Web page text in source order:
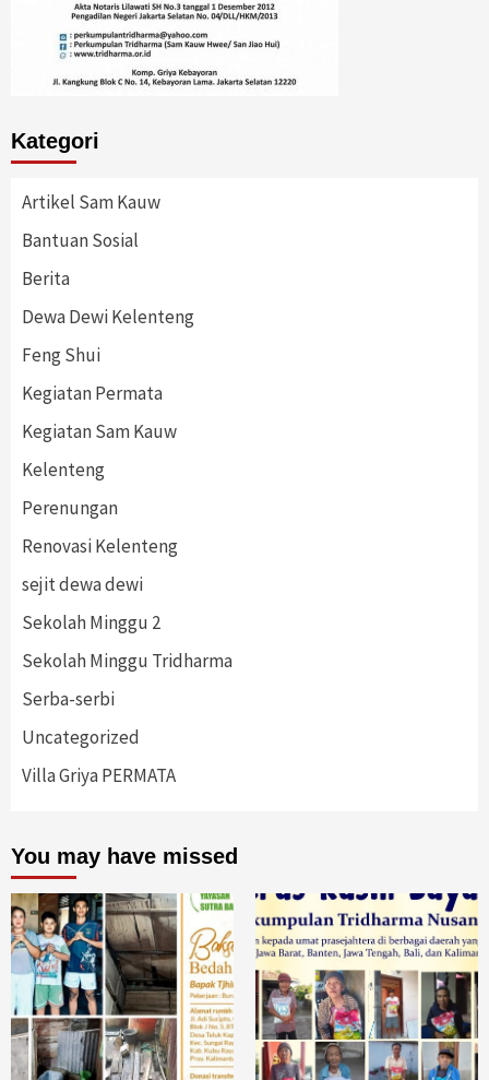
Kategori
Artikel Sam Kauw
Bantuan Sosial
Berita
Dewa Dewi Kelenteng
Feng Shui
Kegiatan Permata
Kegiatan Sam Kauw
Kelenteng
Perenungan
Renovasi Kelenteng
sejit dewa dewi
Sekolah Minggu 2
Sekolah Minggu Tridharma
Serba-serbi
Uncategorized
Villa Griya PERMATA
You may have missed